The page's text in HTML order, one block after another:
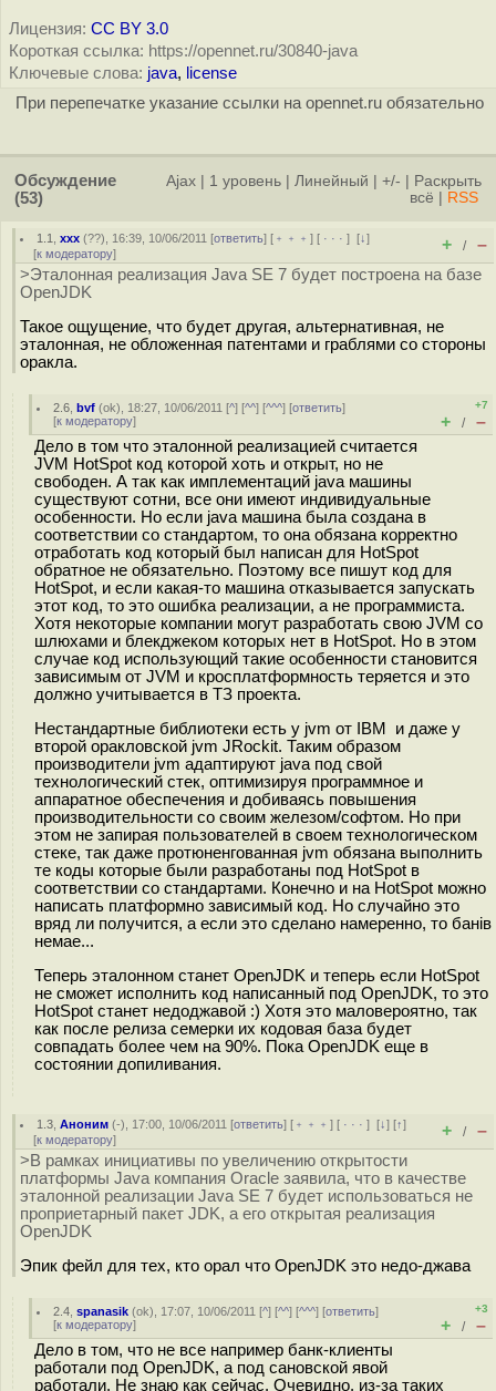
Лицензия: CC BY 3.0
Короткая ссылка: https://opennet.ru/30840-java
Ключевые слова: java, license
При перепечатке указание ссылки на opennet.ru обязательно
Обсуждение
(53)
Ajax 1 уровень Линейный +/-
Раскрыть
всё
RSS
1.1 ,xxx (??), 16:39, 10/06/2011 [ответить] [ ﹢﹢﹢] [ · · ·][↓]
[к модератору] + / –
>Эталонная реализация Java SE 7 будет построена на базе
OpenJDK
Такое ощущение, что будет другая, альтернативная, не
эталонная, не обложенная патентами и граблями со стороны
оракла.
2.6 ,bvf (ok), 18:27, 10/06/2011 [^] [^^] [^^^] [ответить]
[к модератору]
+7
+ / –
Дело в том что эталонной реализацией считается
JVM HotSpot код которой хоть и открыт, но не
свободен. А так как имплементаций java машины
существуют сотни, все они имеют индивидуальные
особенности. Но если java машина была создана в
соответствии со стандартом, то она обязана корректно
отработать код который был написан для HotSpot
обратное не обязательно. Поэтому все пишут код для
HotSpot, и если какая-то машина отказывается запускать
этот код, то это ошибка реализации, а не программиста.
Хотя некоторые компании могут разработать свою JVM со
шлюхами и блекджеком которых нет в HotSpot. Но в этом
случае код использующий такие особенности становится
зависимым от JVM и кросплатформность теряется и это
должно учитывается в ТЗ проекта.
Нестандартные библиотеки есть у jvm от IBM и даже у
второй оракловской jvm JRockit. Таким образом
производители jvm адаптируют java под свой
технологический стек, оптимизируя программное и
аппаратное обеспечения и добиваясь повышения
производительности со своим железом/софтом. Но при
этом не запирая пользователей в своем технологическом
стеке, так даже протюненгованная jvm обязана выполнить
те коды которые были разработаны под HotSpot в
соответствии со стандартами. Конечно и на HotSpot можно
написать платформно зависимый код. Но случайно это
вряд ли получится, а если это сделано намеренно, то банiв
немае...
Теперь эталонном станет OpenJDK и теперь если HotSpot
не сможет исполнить код написанный под OpenJDK, то это
HotSpot станет недоджавой :) Хотя это маловероятно, так
как после релиза семерки их кодовая база будет
совпадать более чем на 90%. Пока OpenJDK еще в
состоянии допиливания.
1.3 ,Аноним (-), 17:00, 10/06/2011 [ответить] [ ﹢﹢﹢] [ · · ·][↓] [↑]
[к модератору] + / –
>В рамках инициативы по увеличению открытости
платформы Java компания Oracle заявила, что в качестве
эталонной реализации Java SE 7 будет использоваться не
проприетарный пакет JDK, а его открытая реализация
OpenJDK
Эпик фейл для тех, кто орал что OpenJDK это недо-джава
2.4 ,spanasik (ok), 17:07, 10/06/2011 [^] [^^] [^^^] [ответить]
[к модератору]
+3
+ / –
Дело в том, что не все например банк-клиенты
работали под OpenJDK, а под сановской явой
работали. Не знаю как сейчас. Очевидно, из-за таких